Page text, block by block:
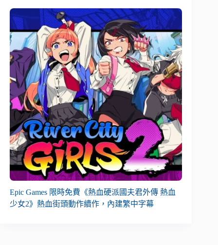
Epic Games 限時免費《熱血硬派國夫君外傳 熱血
少女2》熱血街頭動作續作，內建繁中字幕